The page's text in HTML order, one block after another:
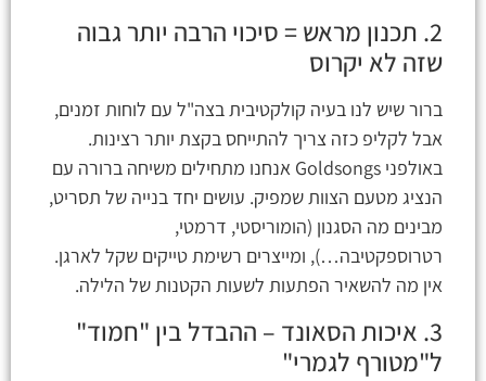
2. תכנון מראש = סיכוי הרבה יותר גבוה
שזה לא יקרוס
ברור שיש לנו בעיה קולקטיבית בצה"ל עם לוחות זמנים,
אבל לקליפ כזה צריך להתייחס בקצת יותר רצינות.
באולפני Goldsongs אנחנו מתחילים משיחה ברורה עם
הנציג מטעם הצוות שמפיק. עושים יחד בנייה של תסריט,
מבינים מה הסגנון (הומוריסטי, דרמטי,
רטרוספקטיבה…), ומייצרים רשימת טייקים שקל לארגן.
אין מה להשאיר הפתעות לשעות הקטנות של הלילה.
3. איכות הסאונד – ההבדל בין "חמוד"
ל"מטורף לגמרי"